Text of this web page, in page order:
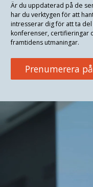
Är du uppdaterad på de
har du verktygen för att
intresserar dig för att ta
konferenser, certifieringar
framtidens utmaningar.
Prenumerera